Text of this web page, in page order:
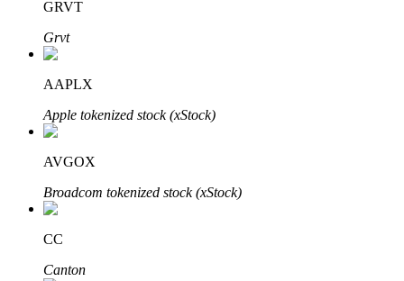
Bitrue
Bitrue-partners
GRVT
Grvt
AAPLX
Apple tokenized stock (xStock)
AVGOX
Broadcom tokenized stock (xStock)
CC
Canton